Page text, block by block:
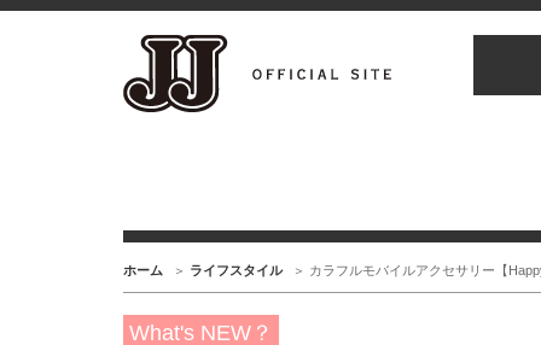
ホーム ライフスタイル カラフルモバイルアクセサリー【
What's NEW？